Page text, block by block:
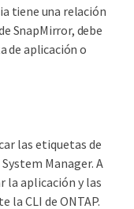
tiene una relación
SnapMirror, debe
de aplicación o
las etiquetas de
Manager. A
la aplicación y las
la CLI de ONTAP.